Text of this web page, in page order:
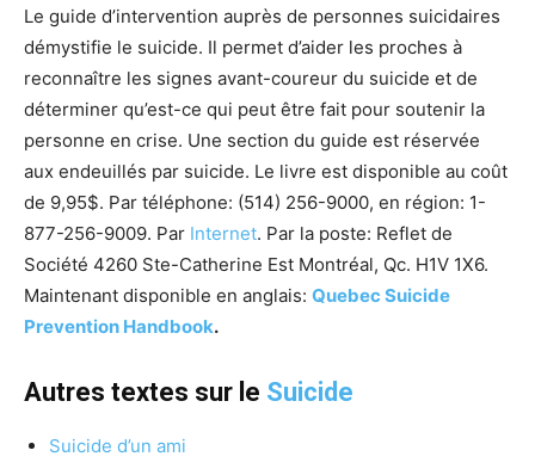
Le guide d’intervention auprès de personnes suicidaires
démystifie le suicide. Il permet d’aider les proches à
reconnaître les signes avant-coureur du suicide et de
déterminer qu’est-ce qui peut être fait pour soutenir la
personne en crise. Une section du guide est réservée
aux endeuillés par suicide. Le livre est disponible au coût
de 9,95$. Par téléphone: (514) 256-9000, en région: 1-
877-256-9009. Par Internet. Par la poste: Reflet de
Société 4260 Ste-Catherine Est Montréal, Qc. H1V 1X6.
Maintenant disponible en anglais: Quebec Suicide
Prevention Handbook.
Autres textes sur le Suicide
Suicide d’un ami